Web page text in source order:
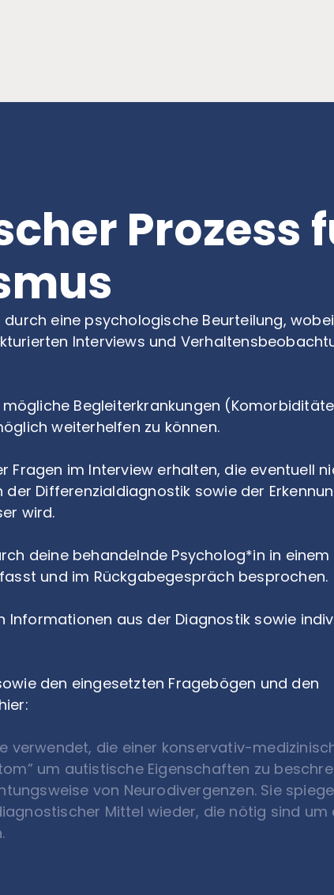
Prozess
eine psychologische Beurteilung,
Interviews und
Begleiterkrankungen
weiterhelfen zu können.
im Interview erhalten, die eventuell
Differenzialdiagnostik sowie der
wird.
deine behandelnde Psycholog*in in einem
und im Rückgabegespräch besprochen.
aus der Diagnostik sowie
den eingesetzten Fragebögen und den
verwendet, die einer konservativ-
um autistische Eigenschaften zu
von Neurodivergenzen. Sie
Mittel wieder, die nötig sind um